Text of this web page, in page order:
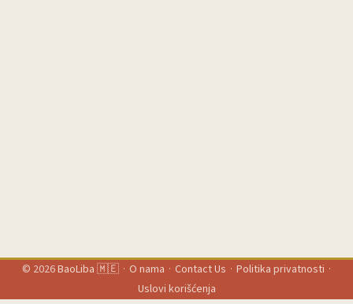
© 2026BaoLiba 🇲🇪 · O nama · Contact Us · Politika privatnosti ·
Uslovi korišćenja